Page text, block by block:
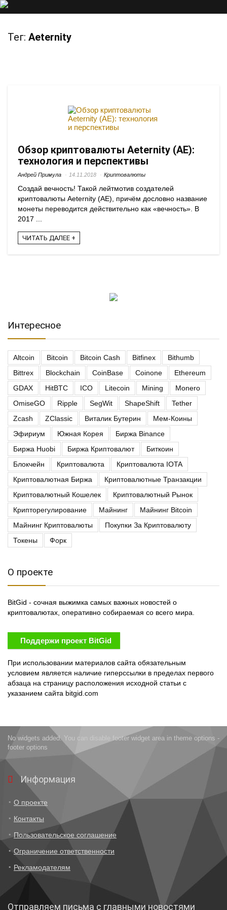
Тег: Aeternity
Обзор криптовалюты Aeternity (AE):
технология и перспективы
Андрей Примула 14.11.2018 Криптовалюты
Создай вечность! Такой лейтмотив создателей
криптовалюты Aeternity (AE), причём дословно название
монеты переводится действительно как «вечность». В
2017 ...
ЧИТАТЬ ДАЛЕЕ +
Интересное
Altcoin Bitcoin Bitcoin Cash Bitfinex
Bithumb
Bittrex
Blockchain CoinBase Coinone
Ethereum
GDAX
HitBTC ICO Litecoin Mining
Monero
OmiseGO
Ripple SegWit ShapeShift
Tether
Zcash
ZClassic Виталик Бутерин
Мем-Коины
Эфириум
Южная Корея
Биржа Binance
Биржа Huobi
Биржа Криптовалют
Биткоин
Блокчейн
Криптовалюта
Криптовалюта IOTA
Криптовалютная Биржа
Криптовалютные Транзакции
Криптовалютный Кошелек
Криптовалютный Рынок
Крипторегулирование
Майнинг
Майнинг Bitcoin
Майнинг Криптовалюты
Покупки За Криптовалюту
Токены
Форк
О проекте
BitGid - сочная выжимка самых важных новостей о
криптовалютах, оперативно собираемая со всего мира.
Поддержи проект BitGid
При использовании материалов сайта обязательным
условием является наличие гиперссылки в пределах первого
абзаца на страницу расположения исходной статьи с
указанием сайта bitgid.com
No widgets added. You can disable footer widget area in theme options -
footer options
Информация
О проекте
Контакты
Пользовательское соглашение
Ограничение ответственности
Рекламодателям
Отправляем письма с главными новостями